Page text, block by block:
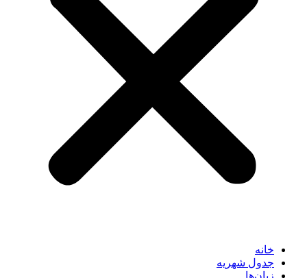
خانه
جدول شهریه
زبان‌ها